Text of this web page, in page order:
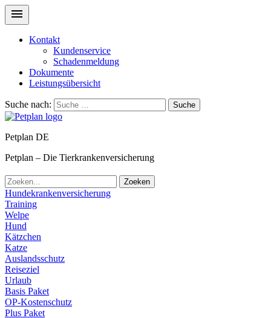
Kontakt
Kundenservice
Schadenmeldung
Dokumente
Leistungsübersicht
Suche nach: Suche
Petplan DE
Petplan – Die Tierkrankenversicherung
Zoeken
Hundekrankenversicherung
Training
Welpe
Hund
Kätzchen
Katze
Auslandsschutz
Reiseziel
Urlaub
Basis Paket
OP-Kostenschutz
Plus Paket